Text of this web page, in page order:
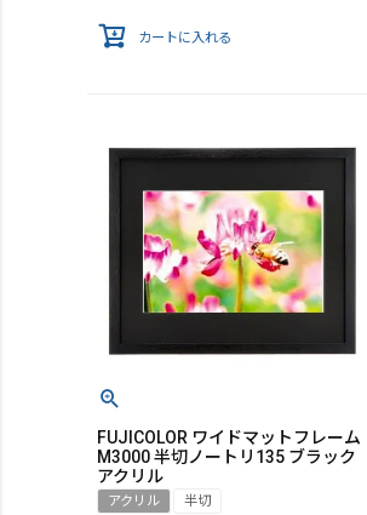
カートに入れる
FUJICOLOR ワイドマットフレーム
M3000 半切ノートリ135 ブラック
アクリル
アクリル 半切